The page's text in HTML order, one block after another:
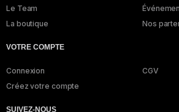
Le Team
La boutique
Nos
VOTRE COMPTE
Connexion
Créez votre compte
CGV
SUIVEZ-NOUS